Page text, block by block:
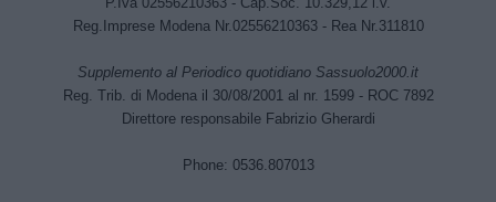
Reg.Imprese Modena Nr.02556210363 - Rea Nr.311810
Supplemento al Periodico quotidiano Sassuolo2000.it
Reg. Trib. di Modena il 30/08/2001 al nr. 1599 - ROC 7892
Direttore responsabile Fabrizio Gherardi
Phone: 0536.807013